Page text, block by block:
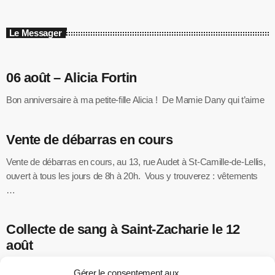
Gérer le consentement aux
Le Messager
06 août – Alicia Fortin
Bon anniversaire à ma petite-fille Alicia ! De Mamie Dany qui t’aime
Vente de débarras en cours
Vente de débarras en cours, au 13, rue Audet à St-Camille-de-Lellis,
ouvert à tous les jours de 8h à 20h. Vous y trouverez : vêtements
…
Collecte de sang à Saint-Zacharie le 12
août
Héma-Québec vous invite à participer à une collecte de sang le